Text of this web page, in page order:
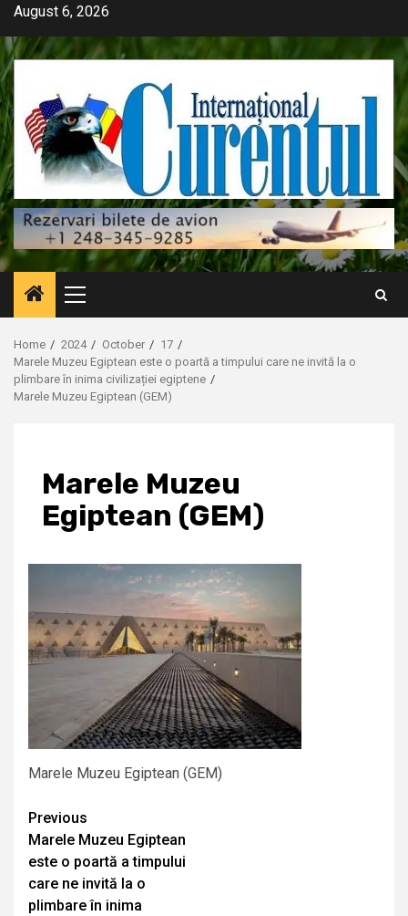
Skip
content
August 6, 2026
Primary
Menu
Home 2024 October
17
Marele Muzeu Egiptean este o poartă a timpului care ne invită la o
plimbare în inima civilizației egiptene
Marele Muzeu Egiptean (GEM)
Marele Muzeu
Egiptean (GEM)
Marele Muzeu Egiptean (GEM)
Continue
Reading
Previous
Marele Muzeu Egiptean
este o poartă a timpului
care ne invită la o
plimbare în inima